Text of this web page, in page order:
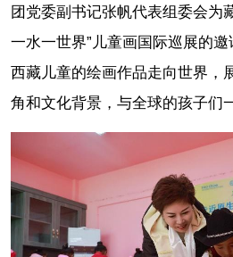
团党委副书记张帆代表组委会为
一水一世界”儿童画国际巡展的
西藏儿童的绘画作品走向世界，
角和文化背景，与全球的孩子们